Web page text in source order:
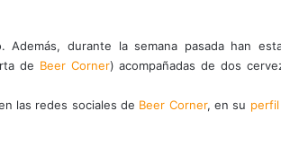
durante la semana pasada han
de Beer Corner) acompañadas de dos
las redes sociales de Beer Corner, en su